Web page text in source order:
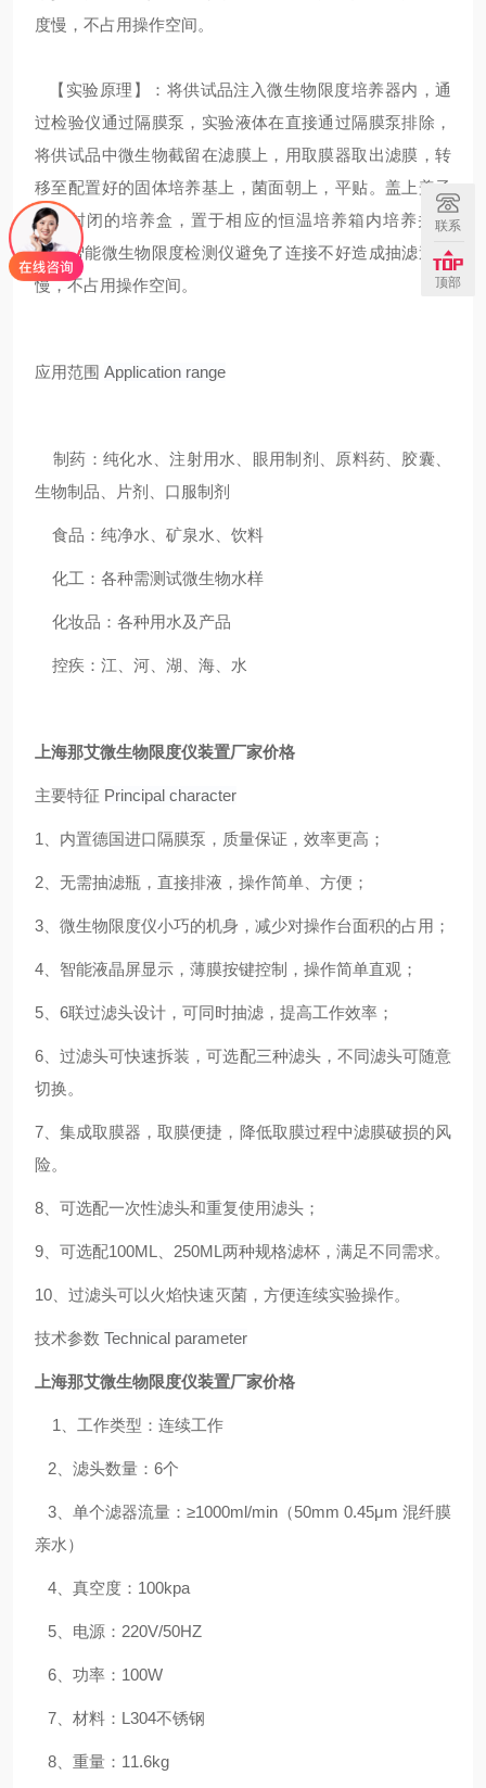
度慢，不占用操作空间。
【实验原理】：将供试品注入微生物限度培养器内，通
过检验仪通过隔膜泵，实验液体在直接通过隔膜泵排除，
将供试品中微生物截留在滤膜上，用取膜器取出滤膜，转
移至配置好的固体培养基上，菌面朝上，平贴。盖上盖子
形成封闭的培养盒，置于相应的恒温培养箱内培养并计
数。智能微生物限度检测仪避免了连接不好造成抽滤速度
慢，不占用操作空间。
应用范围 Application range
制药：纯化水、注射用水、眼用制剂、原料药、胶囊、
生物制品、片剂、口服制剂
食品：纯净水、矿泉水、饮料
化工：各种需测试微生物水样
化妆品：各种用水及产品
控疾：江、河、湖、海、水
上海那艾微生物限度仪装置厂家价格
主要特征 Principal character
1、内置德国进口隔膜泵，质量保证，效率更高；
2、无需抽滤瓶，直接排液，操作简单、方便；
3、微生物限度仪小巧的机身，减少对操作台面积的占用；
4、智能液晶屏显示，薄膜按键控制，操作简单直观；
5、6联过滤头设计，可同时抽滤，提高工作效率；
6、过滤头可快速拆装，可选配三种滤头，不同滤头可随意
切换。
7、集成取膜器，取膜便捷，降低取膜过程中滤膜破损的风
险。
8、可选配一次性滤头和重复使用滤头；
9、可选配100ML、250ML两种规格滤杯，满足不同需求。
10、过滤头可以火焰快速灭菌，方便连续实验操作。
技术参数 Technical parameter
上海那艾微生物限度仪装置厂家价格
1、工作类型：连续工作
2、滤头数量：6个
3、单个滤器流量：≥1000ml/min（50mm 0.45μm 混纤膜
亲水）
4、真空度：100kpa
5、电源：220V/50HZ
6、功率：100W
7、材料：L304不锈钢
8、重量：11.6kg
联系
顶部